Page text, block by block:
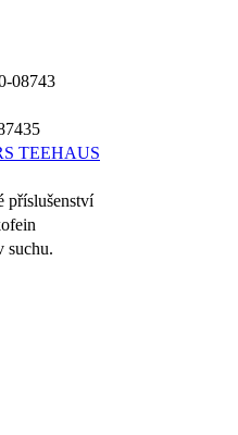
08743
TEEHAUS
příslušenství
suchu.